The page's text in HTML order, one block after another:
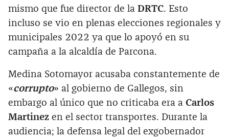
mismo que fue director de la DRTC. Esto
incluso se vio en plenas elecciones regionales y
municipales 2022 ya que lo apoyó en su
campaña a la alcaldía de Parcona.
Medina Sotomayor acusaba constantemente de
«corrupto» al gobierno de Gallegos, sin
embargo al único que no criticaba era a Carlos
Martinez en el sector transportes. Durante la
audiencia; la defensa legal del exgobernador